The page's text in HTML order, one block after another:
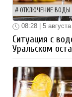
ОТКЛЮЧЕНИЕ ВОДЫ
08:28 | 5 августа
Ситуация с
Уральском